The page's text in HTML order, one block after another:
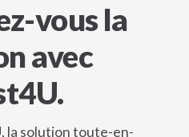
vous la
avec
la solution toute-en-